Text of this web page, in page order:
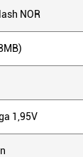
NOR
1,95V